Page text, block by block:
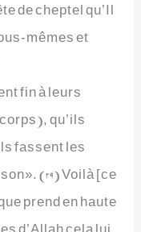
de cheptel qu’Il
mêmes et
fin à leurs
qu’ils
fassent les
(29) Voilà [ce
prend en haute